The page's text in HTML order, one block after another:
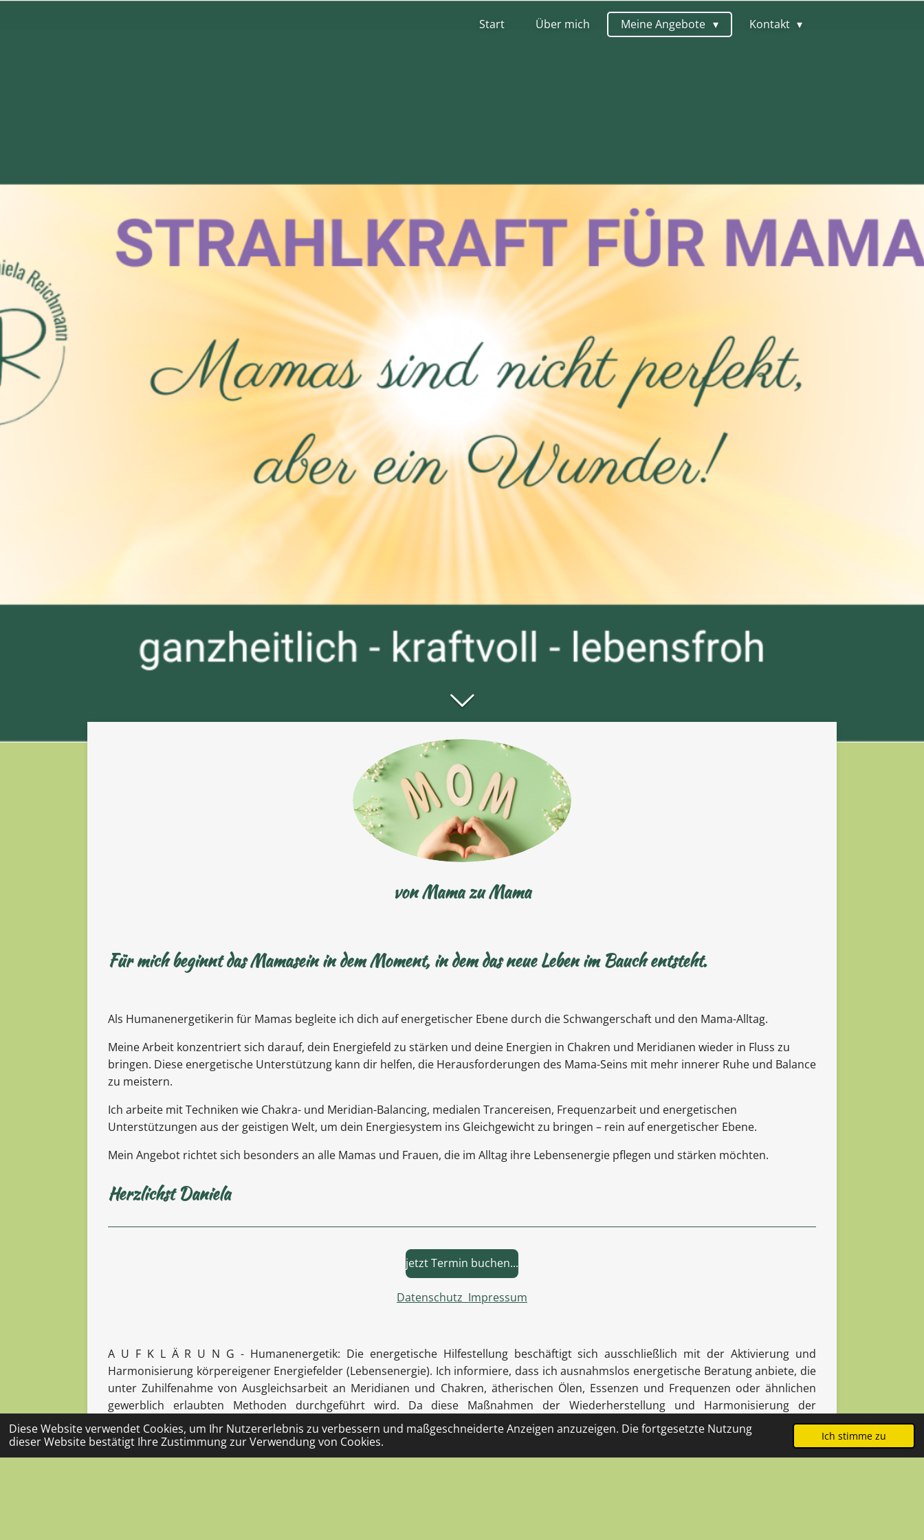
Diese Website verwendet Cookies, um Ihr Nutzererlebnis zu verbessern und maßgeschneiderte Anzeigen anzuzeigen. Die fortgesetzte Nutzung
dieser Website bestätigt Ihre Zustimmung zur Verwendung von Cookies.
Ich stimme zu
Start Über mich Meine Angebote Kontakt
von Mama zu Mama
Für mich beginnt das Mamasein in dem Moment, in dem das neue Leben im Bauch entsteht.
Als Humanenergetikerin für Mamas begleite ich dich auf energetischer Ebene durch die Schwangerschaft und den Mama-Alltag.
Meine Arbeit konzentriert sich darauf, dein Energiefeld zu stärken und deine Energien in Chakren und Meridianen wieder in Fluss zu
bringen. Diese energetische Unterstützung kann dir helfen, die Herausforderungen des Mama-Seins mit mehr innerer Ruhe und Balance
zu meistern.
Ich arbeite mit Techniken wie Chakra- und Meridian-Balancing, medialen Trancereisen, Frequenzarbeit und energetischen
Unterstützungen aus der geistigen Welt, um dein Energiesystem ins Gleichgewicht zu bringen – rein auf energetischer Ebene.
Mein Angebot richtet sich besonders an alle Mamas und Frauen, die im Alltag ihre Lebensenergie pflegen und stärken möchten.
Herzlichst Daniela
jetzt Termin buchen...
Datenschutz Impressum
A U F K L Ä R U N G - Humanenergetik: Die energetische Hilfestellung beschäftigt sich ausschließlich mit der Aktivierung und
Harmonisierung körpereigener Energiefelder (Lebensenergie). Ich informiere, dass ich ausnahmslos energetische Beratung anbiete, die
unter Zuhilfenahme von Ausgleichsarbeit an Meridianen und Chakren, ätherischen Ölen, Essenzen und Frequenzen oder ähnlichen
gewerblich erlaubten Methoden durchgeführt wird. Da diese Maßnahmen der Wiederherstellung und Harmonisierung der
körpereigenen Energiefelder dienen, stellen sie keine Heilbehandlung dar. Die Wirkungsweise und der Erfolg der energetischen
Behandlung ist naturwissenschaftlich nicht belegt bzw. bei bestimmten Methoden widerlegt. Dementsprechend stellt die energetische
Hilfestellung keinerlei Ersatz für ärztliche Diagnose und Behandlung dar, auch keinerlei Ersatz für psychologische oder